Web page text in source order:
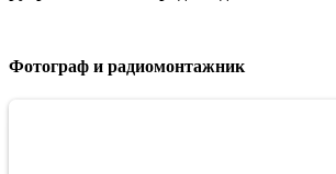
Фотограф и радиомонтажник